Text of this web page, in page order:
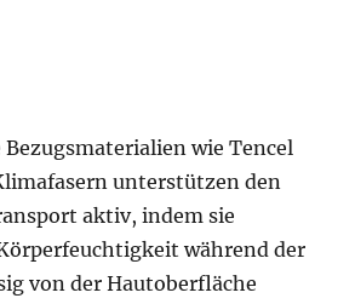
wie Tencel
unterstützen den
aktiv, indem sie
während der
von der Hautoberfläche